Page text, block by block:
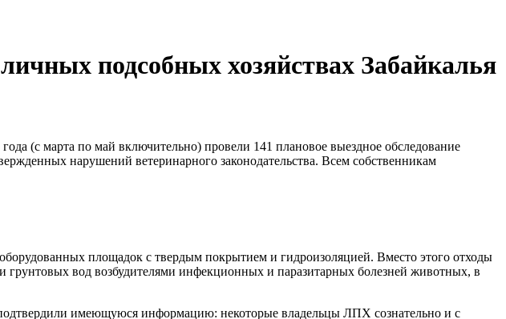
подсобных хозяйствах Забайкалья
(с марта по май включительно) провели 141 плановое выездное обследование
нарушений ветеринарного законодательства. Всем собственникам
площадок с твердым покрытием и гидроизоляцией. Вместо этого отходы
грунтовых вод возбудителями инфекционных и паразитарных болезней животных, в
имеющуюся информацию: некоторые владельцы ЛПХ сознательно и с